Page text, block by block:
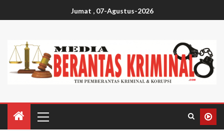
Jumat , 07-Agustus-2026